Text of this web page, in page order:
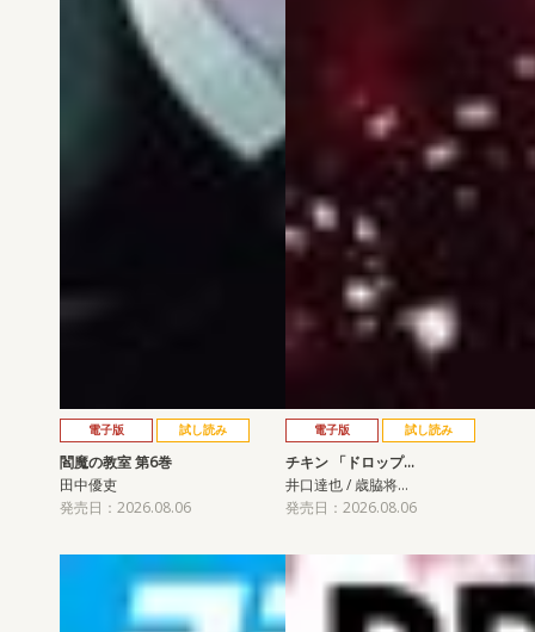
電子版 試し読み
閻魔の教室 第6巻
田中優吏
発売日：2026.08.06
電子版 試し読み
チキン 「ドロップ…
井口達也 / 歳脇将…
発売日：2026.08.06